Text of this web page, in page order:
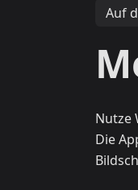
Auf
Nutze
Die